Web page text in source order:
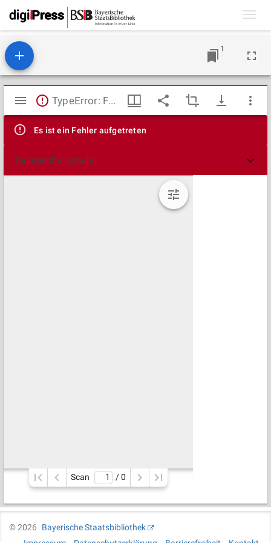
1
Mirador
Viewer
TypeError: Failed to fetch
Es ist ein Fehler aufgetreten
Technische Details
Scan / 0
©2026
Bayerische Staatsbibliothek